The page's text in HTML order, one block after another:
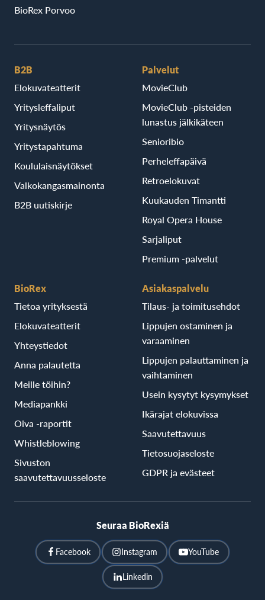
BioRex Porvoo
B2B
Elokuvateatterit
Yritysleffaliput
Yritysnäytös
Yritystapahtuma
Koululaisnäytökset
Valkokangasmainonta
B2B uutiskirje
Palvelut
MovieClub
MovieClub -pisteiden
lunastus jälkikäteen
Senioribio
Perheleffapäivä
Retroelokuvat
Kuukauden Timantti
Royal Opera House
Sarjaliput
Premium -palvelut
BioRex
Tietoa yrityksestä
Elokuvateatterit
Yhteystiedot
Anna palautetta
Meille töihin?
Mediapankki
Oiva -raportit
Whistleblowing
Sivuston
saavutettavuusseloste
Asiakaspalvelu
Tilaus- ja toimitusehdot
Lippujen ostaminen ja
varaaminen
Lippujen palauttaminen ja
vaihtaminen
Usein kysytyt kysymykset
Ikärajat elokuvissa
Saavutettavuus
Tietosuojaseloste
GDPR ja evästeet
Seuraa BioRexiä
Facebook Instagram YouTube
Linkedin